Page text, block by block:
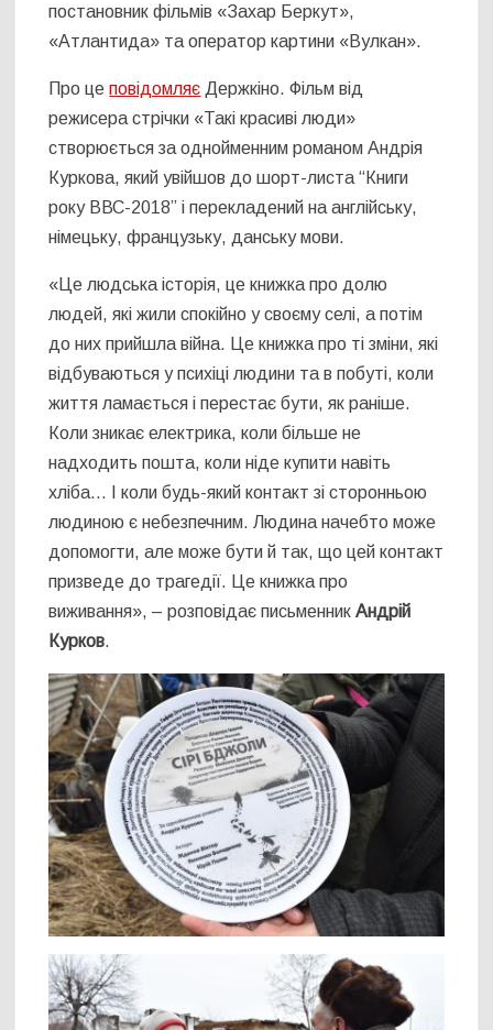
постановник фільмів «Захар Беркут»,
«Атлантида» та оператор картини «Вулкан».
Про цеповідомляє Держкіно. Фільм від
режисера стрічки «Такі красиві люди»
створюється за однойменним романом Андрія
Куркова, який увійшов до шорт-листа “Книги
року ВВС-2018” і перекладений на англійську,
німецьку, французьку, данську мови.
«Це людська історія, це книжка про долю
людей, які жили спокійно у своєму селі, а потім
до них прийшла війна. Це книжка про ті зміни, які
відбуваються у психіці людини та в побуті, коли
життя ламається і перестає бути, як раніше.
Коли зникає електрика, коли більше не
надходить пошта, коли ніде купити навіть
хліба… І коли будь-який контакт зі сторонньою
людиною є небезпечним. Людина начебто може
допомогти, але може бути й так, що цей контакт
призведе до трагедії. Це книжка про
виживання», – розповідає письменникАндрій
Курков.